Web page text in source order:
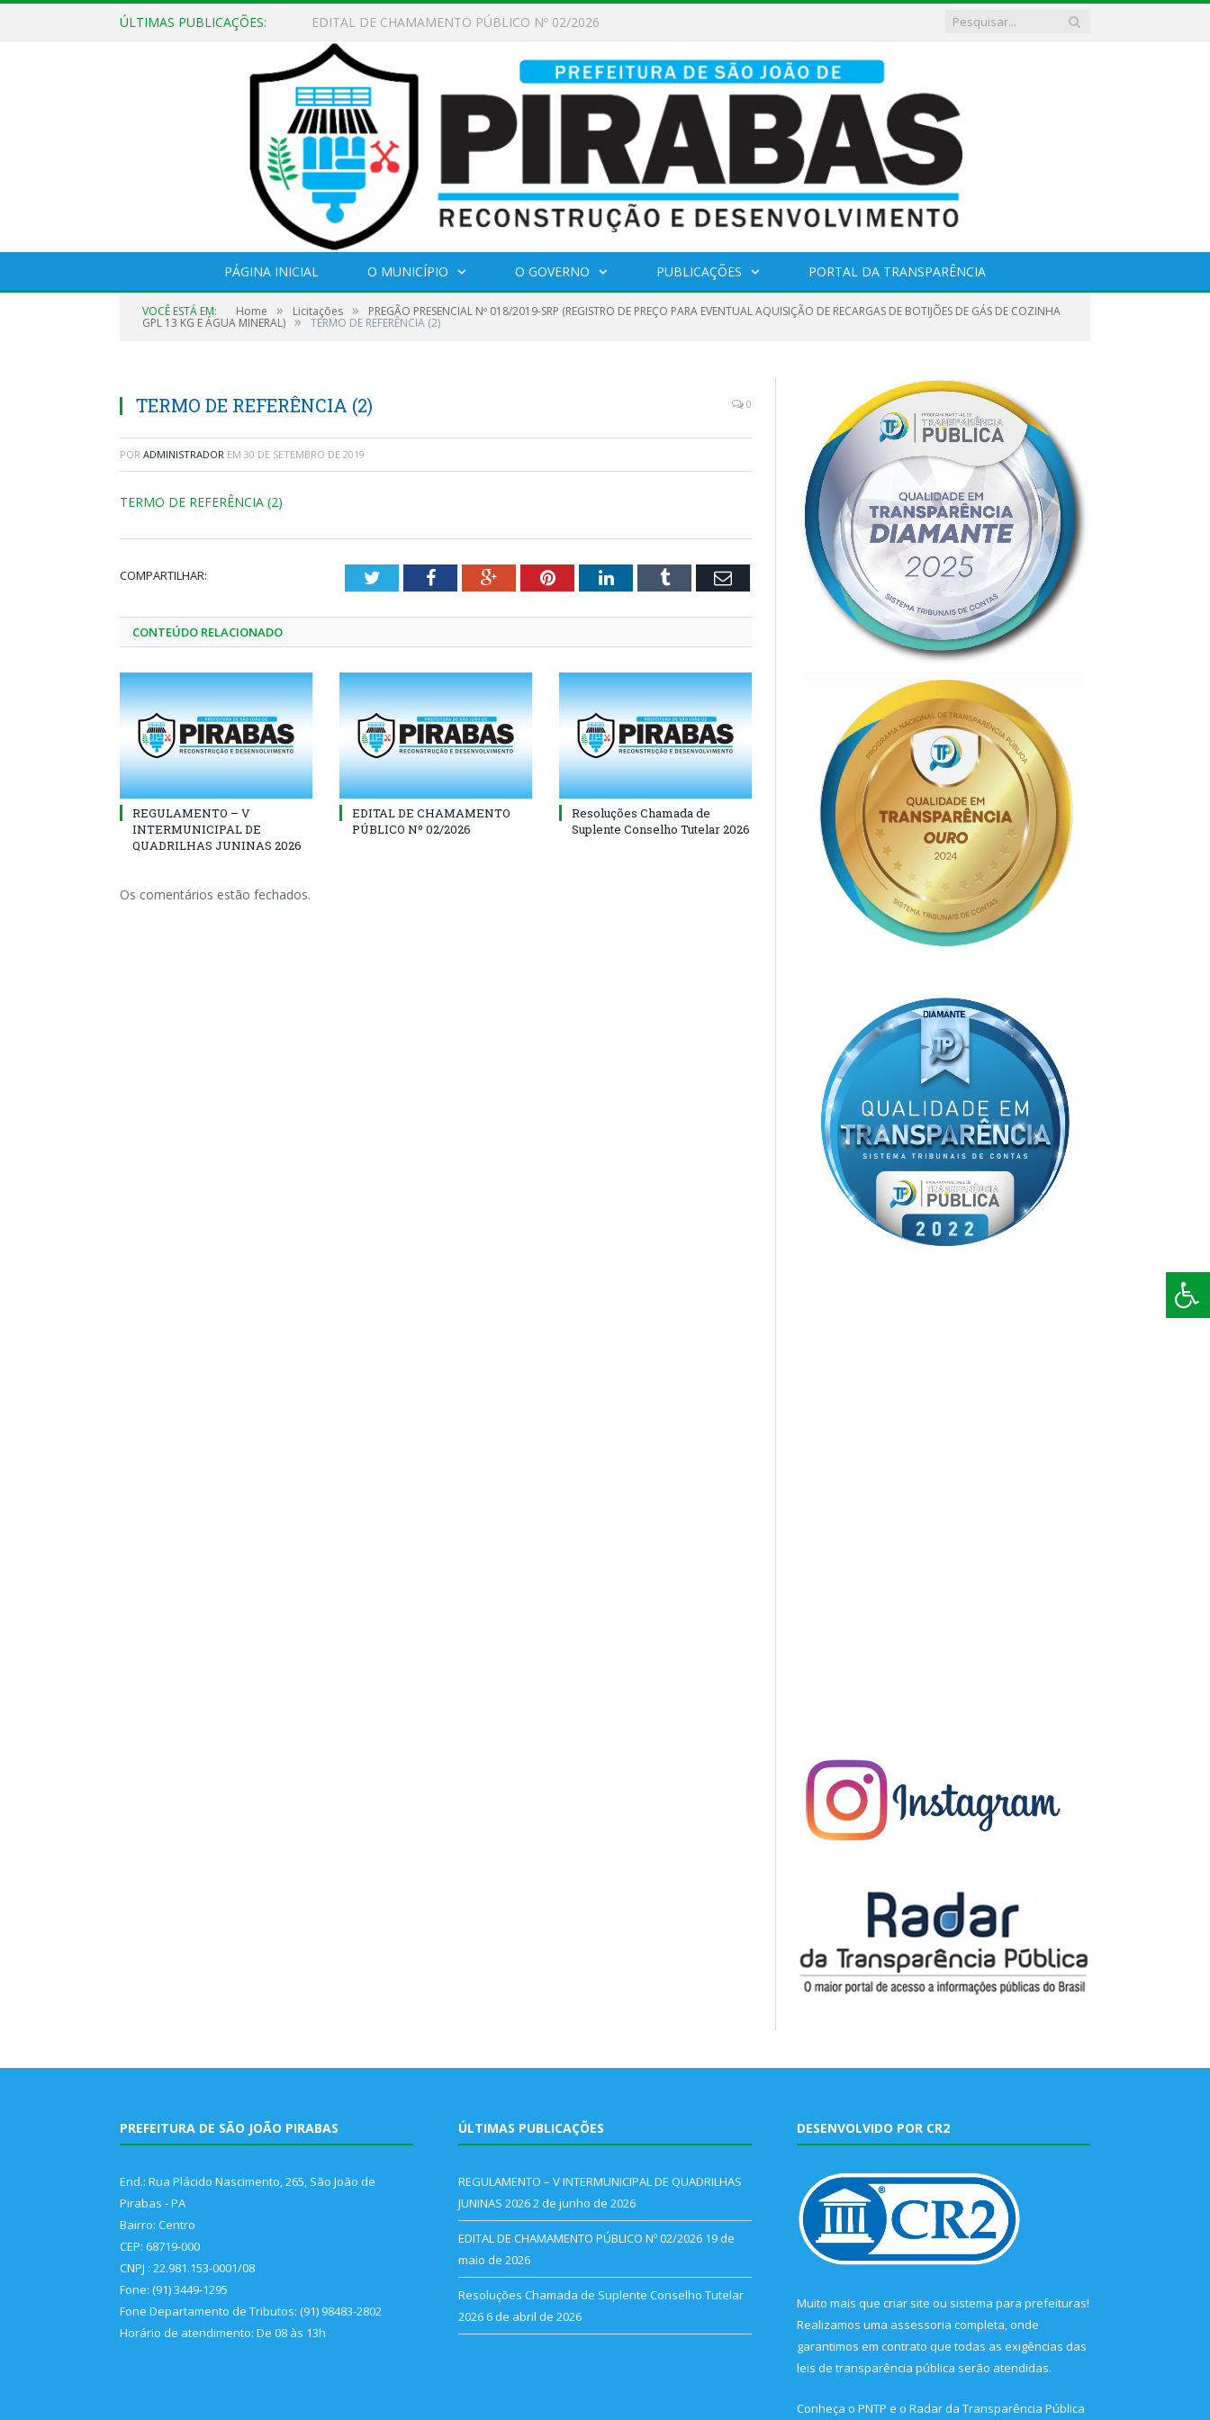
ÚLTIMAS PUBLICAÇÕES: EDITAL DE CHAMAMENTO PÚBLICO Nº 02/2026
PÁGINA INICIAL O MUNICÍPIO O GOVERNO PUBLICAÇÕES PORTAL DA TRANSPARÊNCIA
VOCÊ ESTÁ EM: Home » Licitações » PREGÃO PRESENCIAL Nº 018/2019-SRP (REGISTRO DE PREÇO PARA EVENTUAL AQUISIÇÃO DE RECARGAS DE BOTIJÕES DE GÁS DE COZINHA
GPL 13 KG E ÁGUA MINERAL) » TERMO DE REFERÊNCIA (2)
TERMO DE REFERÊNCIA (2) 0
POR ADMINISTRADOR EM 30 DE SETEMBRO DE 2019
TERMO DE REFERÊNCIA (2)
COMPARTILHAR: TwitterFacebookGoogle+PinterestLinkedInTumblr Email
CONTEÚDO RELACIONADO
REGULAMENTO – V
INTERMUNICIPAL DE
QUADRILHAS JUNINAS 2026
EDITAL DE CHAMAMENTO
PÚBLICO Nº 02/2026
Resoluções Chamada de
Suplente Conselho Tutelar 2026
Os comentários estão fechados.
PREFEITURA DE SÃO JOÃO PIRABAS
End.: Rua Plácido Nascimento, 265, São João de
Pirabas - PA
Bairro: Centro
CEP: 68719-000
CNPJ : 22.981.153-0001/08
Fone: (91) 3449-1295
Fone Departamento de Tributos: (91) 98483-2802
Horário de atendimento: De 08 às 13h
ÚLTIMAS PUBLICAÇÕES
REGULAMENTO – V INTERMUNICIPAL DE QUADRILHAS
JUNINAS 20262 de junho de 2026
EDITAL DE CHAMAMENTO PÚBLICO Nº 02/2026 19 de
maio de 2026
Resoluções Chamada de Suplente Conselho Tutelar
2026 6 de abril de 2026
DESENVOLVIDO POR CR2
Muito mais que criar site ou sistema para prefeituras!
Realizamos uma assessoria completa, onde
garantimos em contrato que todas as exigências das
leis de transparência pública serão atendidas.
Conheça o PNTP e o Radar da Transparência Pública